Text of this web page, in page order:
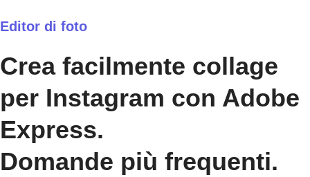
Editor di foto
Crea facilmente collage
per Instagram con Adobe
Express.
Domande più frequenti.